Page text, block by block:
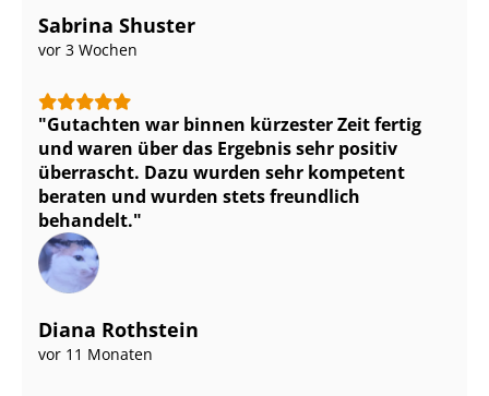
Sabrina Shuster
vor 3 Wochen
Gutachten war binnen kürzester Zeit fertig
und waren über das Ergebnis sehr positiv
überrascht. Dazu wurden sehr kompetent
beraten und wurden stets freundlich
behandelt.
Diana Rothstein
vor 11 Monaten